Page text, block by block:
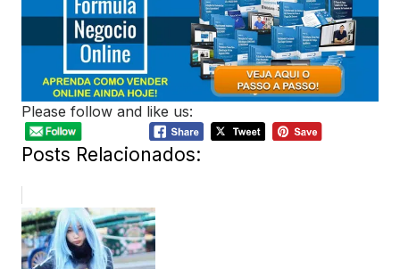
Please follow and like us:
Posts Relacionados: